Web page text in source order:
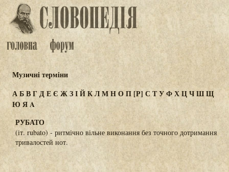
Музичні терміни
АБВГДЕЄ ЖЗІЙКЛМНОП[Р]СТУФХЦЧШЩ
Ю ЯA
РУБАТО
(іт. rubato) - ритмічно вільне виконання без точного дотримання
тривалостей нот.